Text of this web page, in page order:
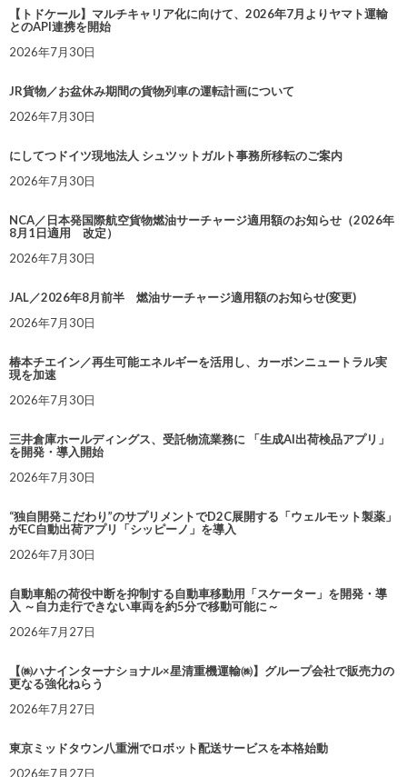
【トドケール】マルチキャリア化に向けて、2026年7月よりヤマト運輸
とのAPI連携を開始
2026年7月30日
JR貨物／お盆休み期間の貨物列車の運転計画について
2026年7月30日
にしてつドイツ現地法人 シュツットガルト事務所移転のご案内
2026年7月30日
NCA／日本発国際航空貨物燃油サーチャージ適用額のお知らせ（2026年
8月1日適用 改定）
2026年7月30日
JAL／2026年8月前半 燃油サーチャージ適用額のお知らせ(変更)
2026年7月30日
椿本チエイン／再生可能エネルギーを活用し、カーボンニュートラル実
現を加速
2026年7月30日
三井倉庫ホールディングス、受託物流業務に 「生成AI出荷検品アプリ」
を開発・導入開始
2026年7月30日
“独自開発こだわり”のサプリメントでD2C展開する「ウェルモット製薬」
がEC自動出荷アプリ「シッピーノ」を導入
2026年7月30日
自動車船の荷役中断を抑制する自動車移動用「スケーター」を開発・導
入 ～自力走行できない車両を約5分で移動可能に～
2026年7月27日
【㈱ハナインターナショナル×星清重機運輸㈱】グループ会社で販売力の
更なる強化ねらう
2026年7月27日
東京ミッドタウン八重洲でロボット配送サービスを本格始動
2026年7月27日